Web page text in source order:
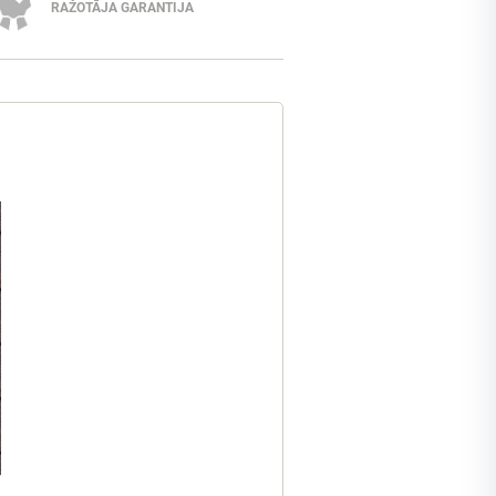
RAŽOTĀJA GARANTIJA